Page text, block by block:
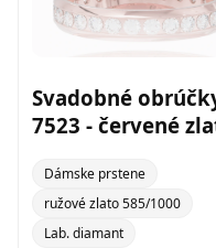
Svadobné
7523 - červené
Dámske prstene
ružové zlato 585/1000
Lab. diamant